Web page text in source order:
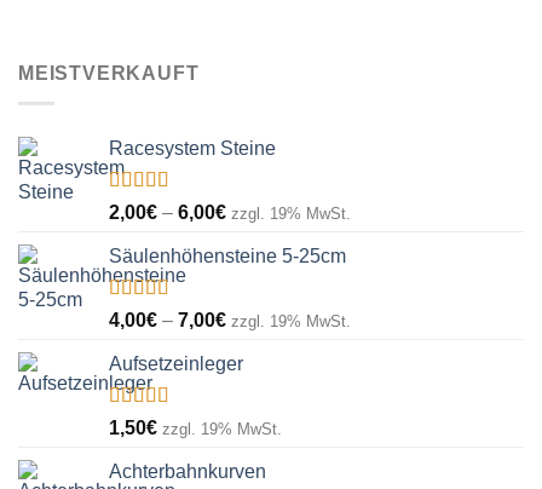
MEISTVERKAUFT
Racesystem Steine
Bewertet
mit
von
5
2,00€ – 6,00€Preisspanne:
bis
zzgl. 19% MwSt.
Säulenhöhensteine 5-25cm
Bewertet
mit
von
5
4,00€ – 7,00€Preisspanne:
bis
zzgl. 19% MwSt.
Aufsetzeinleger
Bewertet
mit
von
5
1,50€ zzgl. 19% MwSt.
Achterbahnkurven